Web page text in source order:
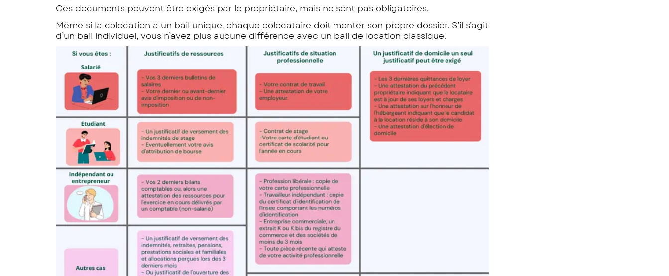
Ces documents peuvent être exigés par le propriétaire, mais ne sont pas obligatoires.
Même si la colocation a un bail unique, chaque colocataire doit monter son propre dossier. S’il s’agit
d’un bail individuel, vous n’avez plus aucune différence avec un bail de location classique.